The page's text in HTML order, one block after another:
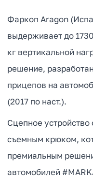
Фаркоп Aragon
выдерживает до
кг вертикальной
решение,
прицепов на
(2017 по наст.).
Сцепное
съемным крюком,
премиальным
автомобилей